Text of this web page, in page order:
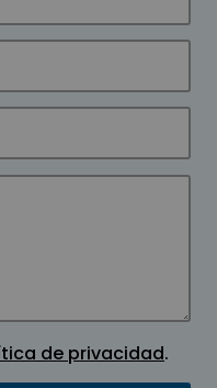
de privacidad.